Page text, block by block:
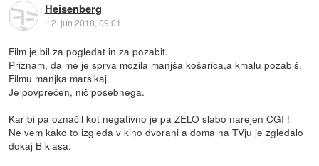
Heisenberg
::2. jun 2018, 09:01
Film je bil za pogledat in za pozabit.
Priznam, da me je sprva mozila manjša košarica,a kmalu pozabiš.
Filmu manjka marsikaj.
Je povprečen, nič posebnega.
Kar bi pa označil kot negativno je pa ZELO slabo narejen CGI !
Ne vem kako to izgleda v kino dvorani a doma na TVju je zgledalo
dokaj B klasa.